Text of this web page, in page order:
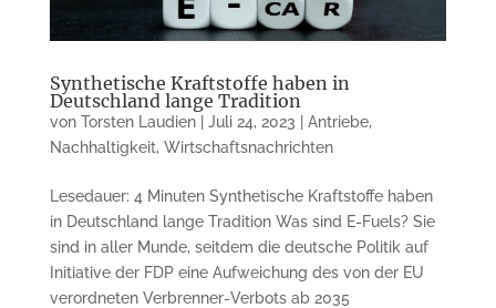
Synthetische Kraftstoffe haben in
Deutschland lange Tradition
von Torsten Laudien| Juli 24, 2023 Antriebe,
Nachhaltigkeit, Wirtschaftsnachrichten
Lesedauer: 4 Minuten Synthetische Kraftstoffe haben
in Deutsch­land lange Tradition Was sind E-Fuels? Sie
sind in aller Munde, seitdem die deutsche Politik auf
Initiative der FDP eine Aufweichung des von der EU
verordneten Verbrenner-Verbots ab 2035